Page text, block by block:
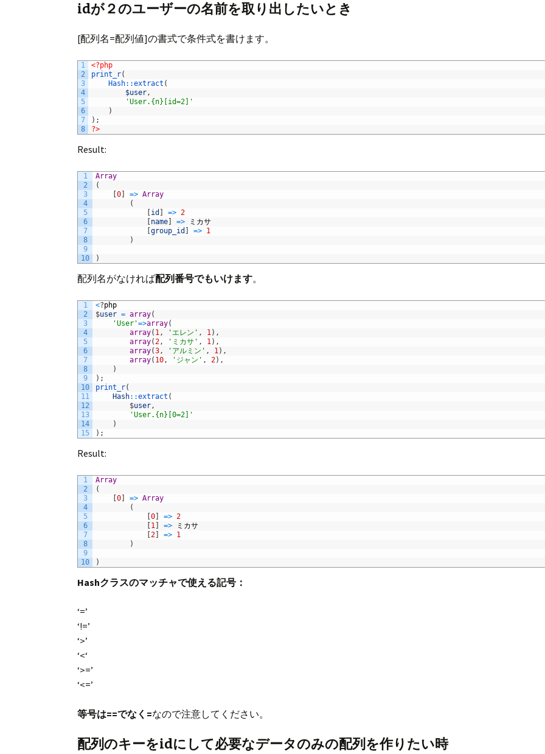
idが２のユーザーの名前を取り出したいとき
[配列名=配列値]の書式で条件式を書けます。
1
2
3
4
5
6
7
8
<?php
print_r(
Hash::extract (
$user,
'User.{n}[id=2]'
)
) ;
?>
Result:
1
2
3
4
5
6
7
8
9
10
Array
(
0 => Array
(
id => 2
name =>
ミカサ
group_id => 1
)
)
配列名がなければ配列番号でもいけます。
1
2
3
4
5
6
7
8
9
10
11
12
13
14
15
<?php
$user = array(
'User'=>array(
array( 1, 'エレン' , 1) ,
array(2, 'ミカサ' , 1) ,
array(3, 'アルミン' , 1) ,
array( 10, 'ジャン' , 2) ,
)
) ;
print_r(
Hash::extract (
$user,
'User.{n}[0=2]'
)
) ;
Result:
1
2
3
4
5
6
7
8
9
10
Array
(
0 => Array
(
0 => 2
1 =>
ミカサ
2 => 1
)
)
Hashクラスのマッチャで使える記号：
‘=’
‘!=’
‘>’
‘<‘
‘>=’
‘<=’
等号は==でなく=なので注意してください。
配列のキーをidにして必要なデータのみの配列を作りたい時